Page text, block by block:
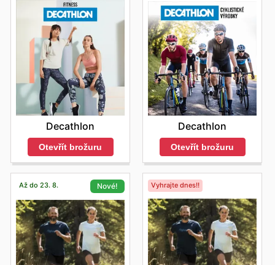
Decathlon
Otevřít brožuru
Decathlon
Otevřít brožuru
Až do 23. 8. Nové! Vyhrajte dnes!!